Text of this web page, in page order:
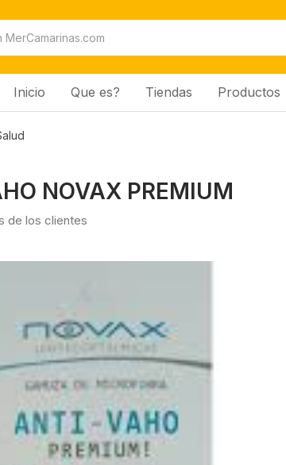
Inicio Que es? Tiendas Productos
NOVAX PREMIUM
de los clientes